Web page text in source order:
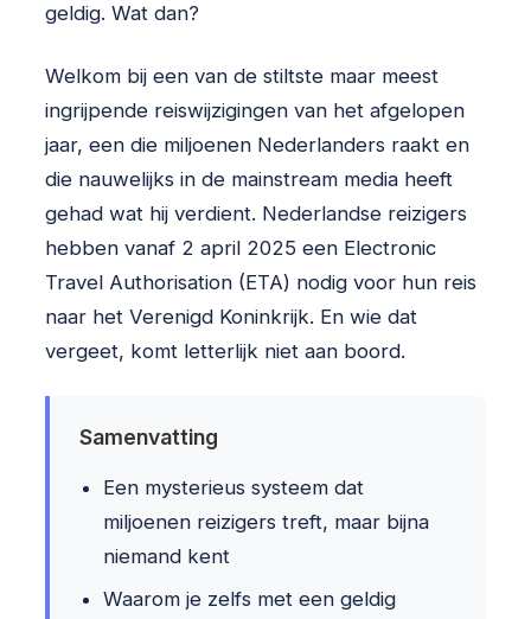
geldig. Wat dan?
Welkom bij een van de stiltste maar meest
ingrijpende reiswijzigingen van het afgelopen
jaar, een die miljoenen Nederlanders raakt en
die nauwelijks in de mainstream media heeft
gehad wat hij verdient. Nederlandse reizigers
hebben vanaf 2 april 2025 een Electronic
Travel Authorisation (ETA) nodig voor hun reis
naar het Verenigd Koninkrijk. En wie dat
vergeet, komt letterlijk niet aan boord.
Samenvatting
Een mysterieus systeem dat
miljoenen reizigers treft, maar bijna
niemand kent
Waarom je zelfs met een geldig